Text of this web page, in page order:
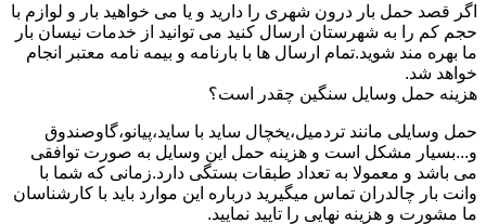
اگر قصد حمل بار درون شهری را دارید و یا می خواهید بار و لوازم با
حجم کم را به شهرستان ارسال کنید می توانید از خدمات نیسان بار
ما بهره مند شوید.تمام ارسال ها با بارنامه و بیمه نامه معتبر انجام
خواهد شد.
هزینه حمل وسایل سنگین چقدر است؟
حمل وسایلی مانند تردمیل،یخچال ساید با ساید،پیانو،گاوصندوق
و...بسیار مشکل است و هزینه حمل این وسایل به صورت توافقی
می باشد و معمولا به تعداد طبقات بستگی دارد.زمانی که شما با
وانت بار چالدران تماس میگیرید درباره این موارد باید با کارشناسان
ما مشورت و هزینه نهایی را تایید نمایید.